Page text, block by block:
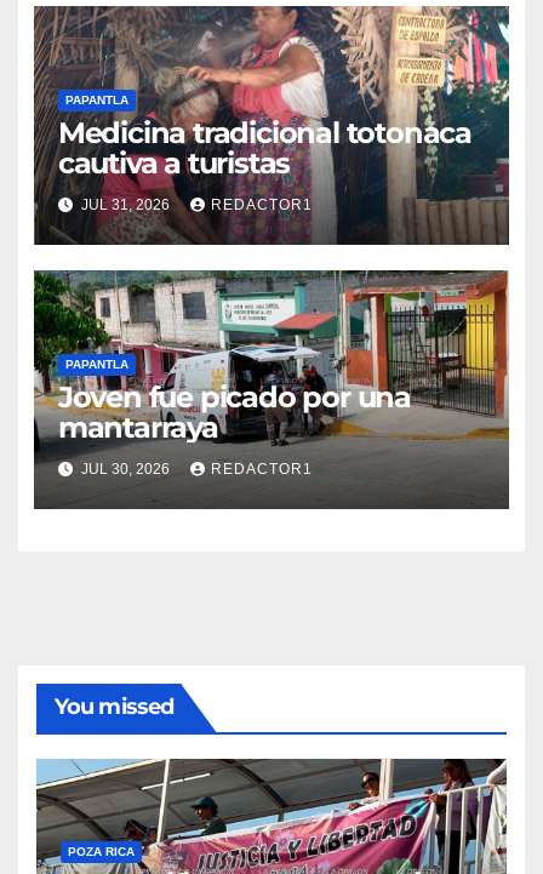
PAPANTLA
Medicina tradicional totonaca
cautiva a turistas
JUL 31, 2026 REDACTOR1
PAPANTLA
Joven fue picado por una
mantarraya
JUL 30, 2026 REDACTOR1
You missed
POZA RICA